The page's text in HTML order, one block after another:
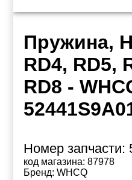
Пружина,
RD4, RD5,
RD8 -
Номер запчасти:
код магазина: 87978
Бренд: WHCQ